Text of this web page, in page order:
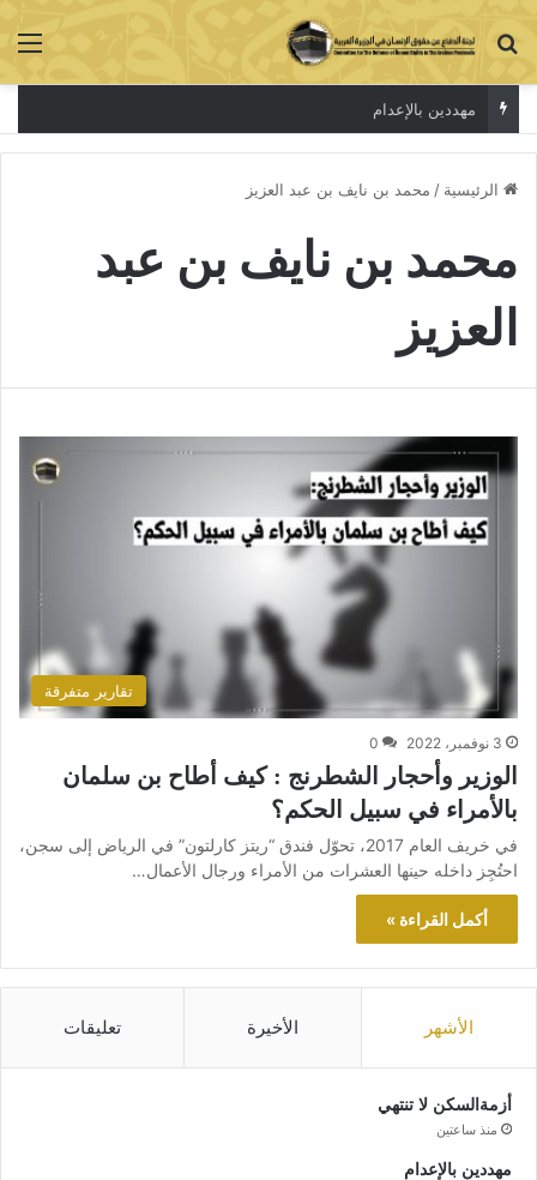
بحث عن
مهددين بالإعدام
الرئيسية / محمد بن نايف بن عبد العزيز
محمد بن نايف بن عبد
العزيز
تقارير متفرقة
3 نوفمبر، 2022 0
الوزير وأحجار الشطرنج : كيف أطاح بن سلمان
بالأمراء في سبيل الحكم؟
في خريف العام 2017، تحوّل فندق “ريتز كارلتون” في الرياض إلى سجن،
احتُجِز داخله حينها العشرات من الأمراء ورجال الأعمال…
أكمل القراءة »
الأشهر الأخيرة تعليقات
أزمةالسكن لا تنتهي
منذ ساعتين
مهددين بالإعدام